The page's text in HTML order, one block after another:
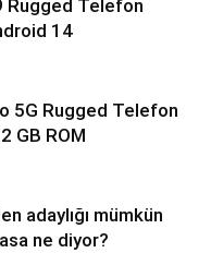
Rugged Telefon
14
5G Rugged Telefon
GB ROM
adaylığı mümkün
ne diyor?